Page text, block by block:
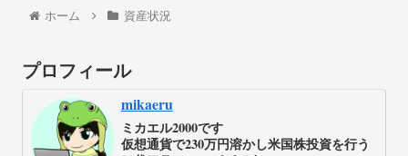
ホーム 資産状況
プロフィール
mikaeru
ミカエル2000です
仮想通貨で230万円溶かし米国株投資を行う